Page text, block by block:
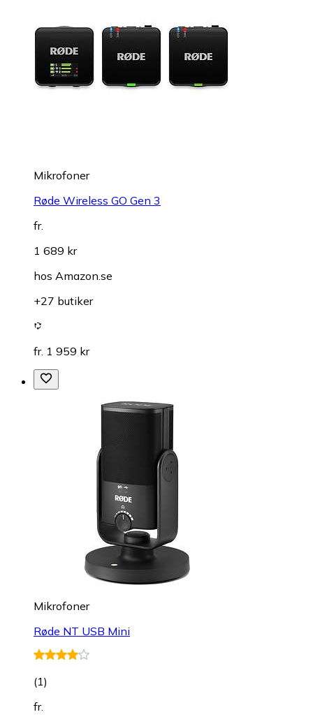
Mikrofoner
Røde Wireless GO Gen 3
fr.
1 689 kr
hos Amazon.se
+27 butiker
fr. 1 959 kr
Mikrofoner
Røde NT USB Mini
(1)
fr.